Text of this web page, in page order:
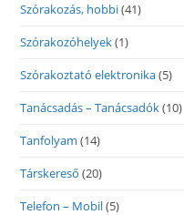
Szórakozás, hobbi(41)
Szórakozóhelyek(1)
Szórakoztató elektronika(5)
Tanácsadás – Tanácsadók(10)
Tanfolyam (14)
Társkereső (20)
Telefon – Mobil(5)